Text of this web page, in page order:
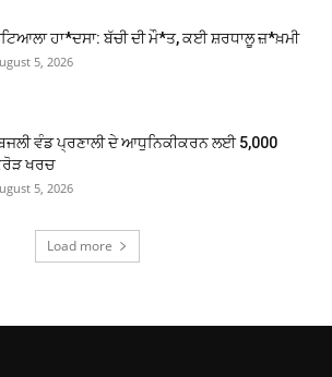
ਹਾ*ਦਸਾ: ਬੱਚੀ ਦੀ ਮੌ*ਤ, ਕਈ ਸ਼ਰਧਾਲੂ ਜ਼*ਖ਼ਮੀ
5, 2026
ਵੰਡ ਪ੍ਰਣਾਲੀ ਦੇ ਆਧੁਨਿਕੀਕਰਨ ਲਈ 5,000
ਖਰਚ
5, 2026
Load more